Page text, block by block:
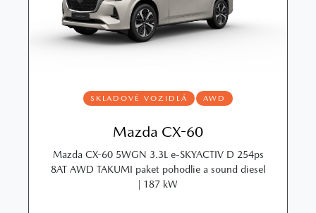
SKLADOVÉ VOZIDLÁ AWD
Mazda CX-60
Mazda CX-60 5WGN 3.3L e-SKYACTIV D 254ps
8AT AWD TAKUMI paket pohodlie a sound diesel
| 187 kW